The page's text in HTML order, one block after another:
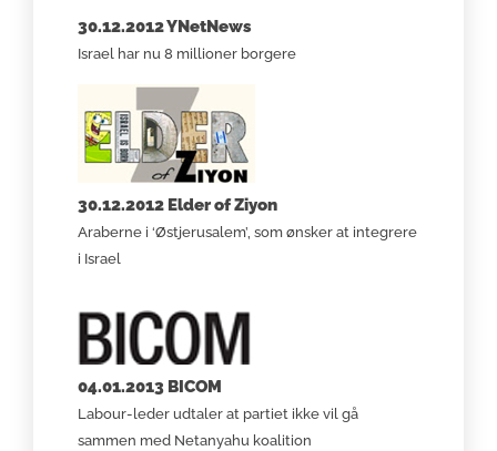
30.12.2012 YNetNews
Israel har nu 8 millioner borgere
30.12.2012 Elder of Ziyon
Araberne i ‘Østjerusalem’, som ønsker at integrere
i Israel
04.01.2013 BICOM
Labour-leder udtaler at partiet ikke vil gå
sammen med Netanyahu koalition